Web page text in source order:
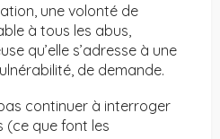
une volonté de
à tous les abus,
qu’elle s’adresse à une
de demande.
continuer à interroger
(ce que font les